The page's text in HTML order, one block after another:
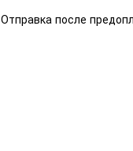
Отправка после